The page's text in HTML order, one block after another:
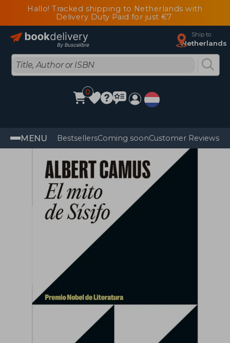
Hallo! Tracked shipping to Netherlands with
Delivery Duty Paid for just €7
Ship to
Netherlands
0
MENU BestsellersComing soonCustomer Reviews